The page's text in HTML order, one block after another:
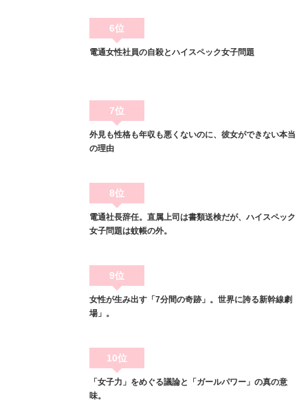
6位
電通女性社員の自殺とハイスペック女子問題
7位
外見も性格も年収も悪くないのに、彼女ができない本当
の理由
8位
電通社長辞任。直属上司は書類送検だが、ハイスペック
女子問題は蚊帳の外。
9位
女性が生み出す「7分間の奇跡」。世界に誇る新幹線劇
場」。
10位
「女子力」をめぐる議論と「ガールパワー」の真の意
味。